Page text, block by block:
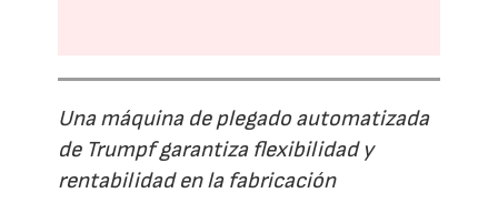
Una máquina de plegado automatizada
de Trumpf garantiza flexibilidad y
rentabilidad en la fabricación